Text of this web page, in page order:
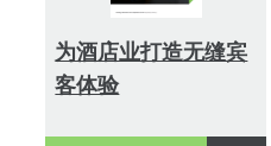
为酒店业打造无缝宾
客体验